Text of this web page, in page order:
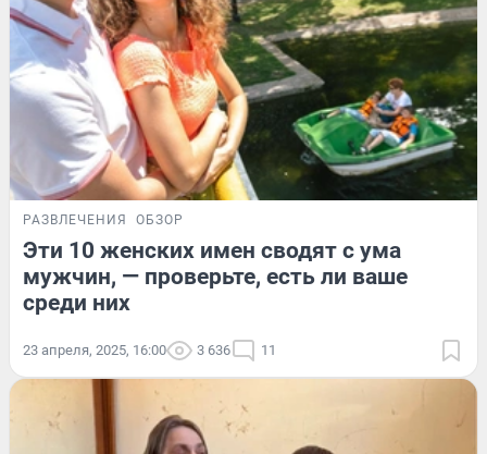
РАЗВЛЕЧЕНИЯ ОБЗОР
Эти 10 женских имен сводят с ума
мужчин, — проверьте, есть ли ваше
среди них
23 апреля, 2025, 16:00 3 636 11